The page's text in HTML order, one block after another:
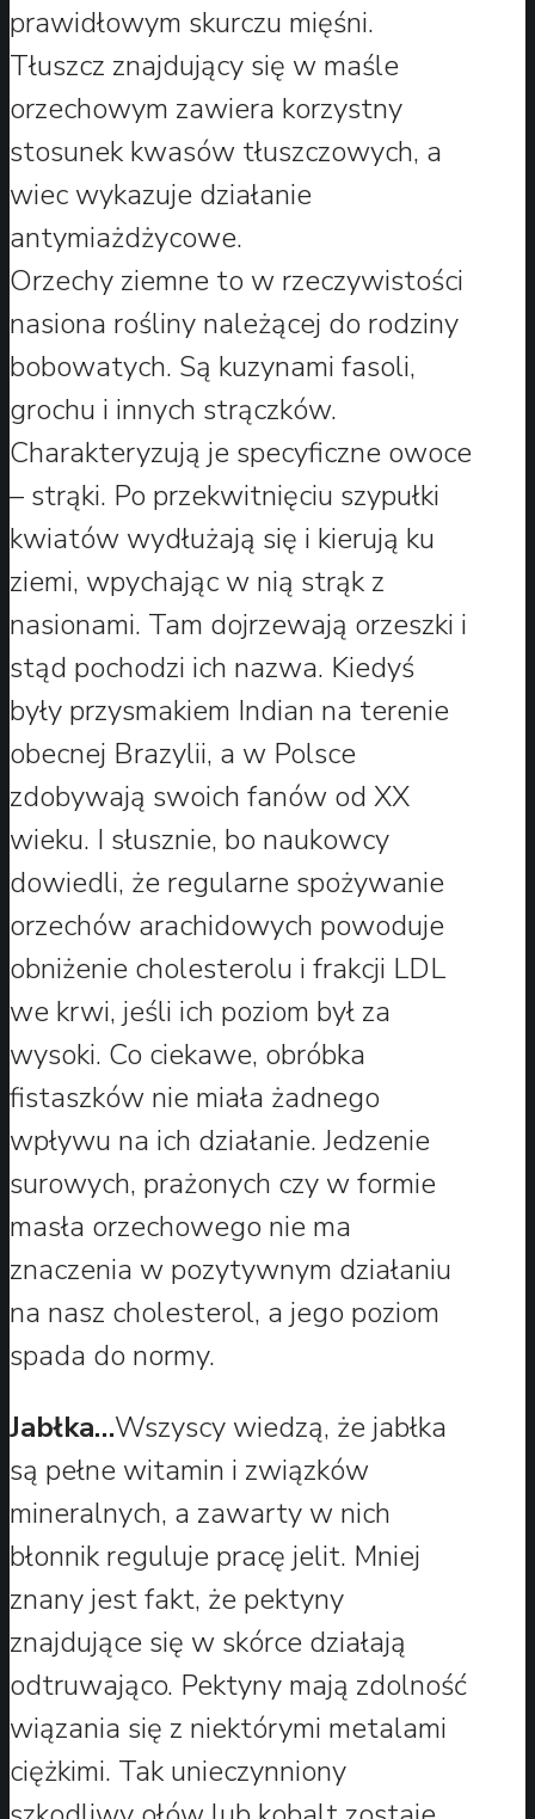
prawidłowym skurczu mięśni.
Tłuszcz znajdujący się w maśle
orzechowym zawiera korzystny
stosunek kwasów tłuszczowych, a
wiec wykazuje działanie
antymiażdżycowe.
Orzechy ziemne to w rzeczywistości
nasiona rośliny należącej do rodziny
bobowatych. Są kuzynami fasoli,
grochu i innych strączków.
Charakteryzują je specyficzne owoce
– strąki. Po przekwitnięciu szypułki
kwiatów wydłużają się i kierują ku
ziemi, wpychając w nią strąk z
nasionami. Tam dojrzewają orzeszki i
stąd pochodzi ich nazwa. Kiedyś
były przysmakiem Indian na terenie
obecnej Brazylii, a w Polsce
zdobywają swoich fanów od XX
wieku. I słusznie, bo naukowcy
dowiedli, że regularne spożywanie
orzechów arachidowych powoduje
obniżenie cholesterolu i frakcji LDL
we krwi, jeśli ich poziom był za
wysoki. Co ciekawe, obróbka
fistaszków nie miała żadnego
wpływu na ich działanie. Jedzenie
surowych, prażonych czy w formie
masła orzechowego nie ma
znaczenia w pozytywnym działaniu
na nasz cholesterol, a jego poziom
spada do normy.
Jabłka…Wszyscy wiedzą, że jabłka
są pełne witamin i związków
mineralnych, a zawarty w nich
błonnik reguluje pracę jelit. Mniej
znany jest fakt, że pektyny
znajdujące się w skórce działają
odtruwająco. Pektyny mają zdolność
wiązania się z niektórymi metalami
ciężkimi. Tak unieczynniony